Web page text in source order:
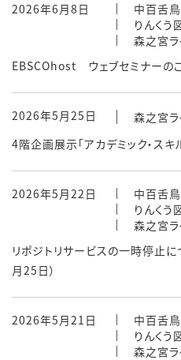
2026年6月8日
中百舌
りんく
森之宮ラ
EBSCOhost ウェブセミナーのご
2026年5月25日
森之宮ラ
4階企画展示「アカデミック・ス
2026年5月22日
中百舌
りんく
森之宮ラ
リポジトリサービスの一時停止
月25日）
2026年5月21日
中百舌
りんく
森之宮ラ